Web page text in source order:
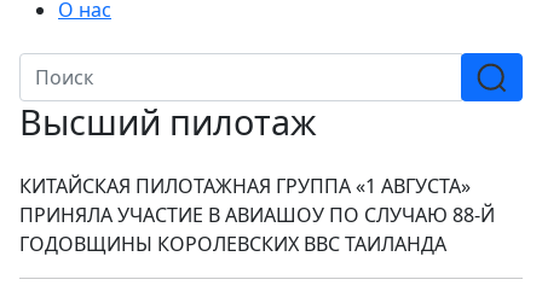
О нас
Высший пилотаж
КИТАЙСКАЯ ПИЛОТАЖНАЯ ГРУППА «1 АВГУСТА»
ПРИНЯЛА УЧАСТИЕ В АВИАШОУ ПО СЛУЧАЮ 88-Й
ГОДОВЩИНЫ КОРОЛЕВСКИХ ВВС ТАИЛАНДА